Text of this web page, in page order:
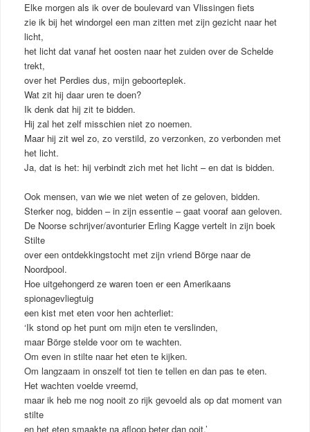
Elke morgen als ik over de boulevard van Vlissingen fiets
zie ik bij het windorgel een man zitten met zijn gezicht naar het
licht,
het licht dat vanaf het oosten naar het zuiden over de Schelde
trekt,
over het Perdies dus, mijn geboorteplek.
Wat zit hij daar uren te doen?
Ik denk dat hij zit te bidden.
Hij zal het zelf misschien niet zo noemen.
Maar hij zit wel zo, zo verstild, zo verzonken, zo verbonden met
het licht.
Ja, dat is het: hij verbindt zich met het licht – en dat is bidden.
Ook mensen, van wie we niet weten of ze geloven, bidden.
Sterker nog, bidden – in zijn essentie – gaat vooraf aan geloven.
De Noorse schrijver/avonturier Erling Kagge vertelt in zijn boek
Stilte
over een ontdekkingstocht met zijn vriend Börge naar de
Noordpool.
Hoe uitgehongerd ze waren toen er een Amerikaans
spionagevliegtuig
een kist met eten voor hen achterliet:
‘Ik stond op het punt om mijn eten te verslinden,
maar Börge stelde voor om te wachten.
Om even in stilte naar het eten te kijken.
Om langzaam in onszelf tot tien te tellen en dan pas te eten.
Het wachten voelde vreemd,
maar ik heb me nog nooit zo rijk gevoeld als op dat moment van
stilte
en het eten smaakte na afloop beter dan ooit.’